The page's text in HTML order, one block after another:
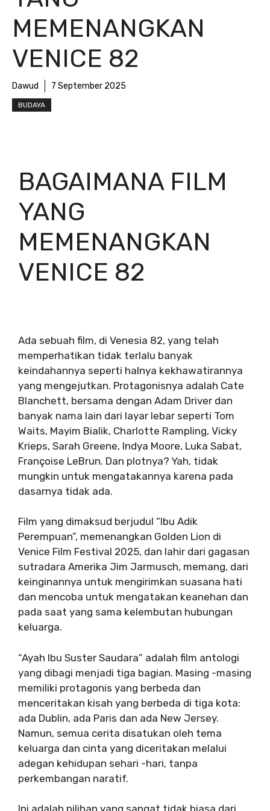
MEMENANGKAN
VENICE 82
Dawud 7 September 2025
BUDAYA
BAGAIMANA FILM
YANG
MEMENANGKAN
VENICE 82
Ada sebuah film, di Venesia 82, yang telah
memperhatikan tidak terlalu banyak
keindahannya seperti halnya kekhawatirannya
yang mengejutkan. Protagonisnya adalah Cate
Blanchett, bersama dengan Adam Driver dan
banyak nama lain dari layar lebar seperti Tom
Waits, Mayim Bialik, Charlotte Rampling, Vicky
Krieps, Sarah Greene, Indya Moore, Luka Sabat,
Françoise LeBrun. Dan plotnya? Yah, tidak
mungkin untuk mengatakannya karena pada
dasarnya tidak ada.
Film yang dimaksud berjudul “Ibu Adik
Perempuan”, memenangkan Golden Lion di
Venice Film Festival 2025, dan lahir dari gagasan
sutradara Amerika Jim Jarmusch, memang, dari
keinginannya untuk mengirimkan suasana hati
dan mencoba untuk mengatakan keanehan dan
pada saat yang sama kelembutan hubungan
keluarga.
“Ayah Ibu Suster Saudara” adalah film antologi
yang dibagi menjadi tiga bagian. Masing -masing
memiliki protagonis yang berbeda dan
menceritakan kisah yang berbeda di tiga kota:
ada Dublin, ada Paris dan ada New Jersey.
Namun, semua cerita disatukan oleh tema
keluarga dan cinta yang diceritakan melalui
adegan kehidupan sehari -hari, tanpa
perkembangan naratif.
Ini adalah pilihan yang sangat tidak biasa dari